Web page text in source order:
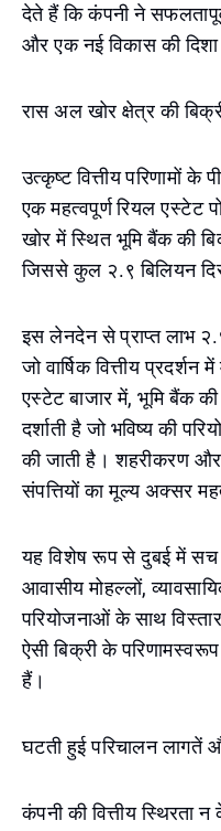
देते हैं कि कंपनी ने
और एक नई विकास की
रास अल खोर क्षेत्र की
उत्कृष्ट वित्तीय परिणामों के
एक महत्वपूर्ण रियल एस्टेट
खोर में स्थित भूमि बैंक की
जिससे कुल २.९ बिलियन
इस लेनदेन से प्राप्त लाभ
जो वार्षिक वित्तीय प्रदर्शन
एस्टेट बाजार में, भूमि बैंक
दर्शाती है जो भविष्य की
की जाती है। शहरीकरण
संपत्तियों का मूल्य अक्सर
यह विशेष रूप से दुबई में सच
आवासीय मोहल्लों,
परियोजनाओं के साथ
ऐसी बिक्री के
हैं।
घटती हुई परिचालन लागतें
कंपनी की वित्तीय स्थिरता